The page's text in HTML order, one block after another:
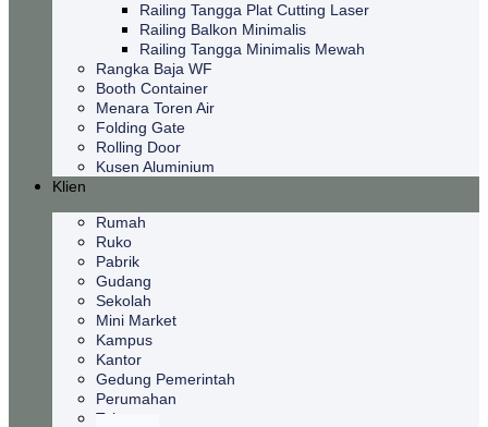
Railing Tangga Plat Cutting Laser
Railing Balkon Minimalis
Railing Tangga Minimalis Mewah
Rangka Baja WF
Booth Container
Menara Toren Air
Folding Gate
Rolling Door
Kusen Aluminium
Klien
Rumah
Ruko
Pabrik
Gudang
Sekolah
Mini Market
Kampus
Kantor
Gedung Pemerintah
Perumahan
Toko